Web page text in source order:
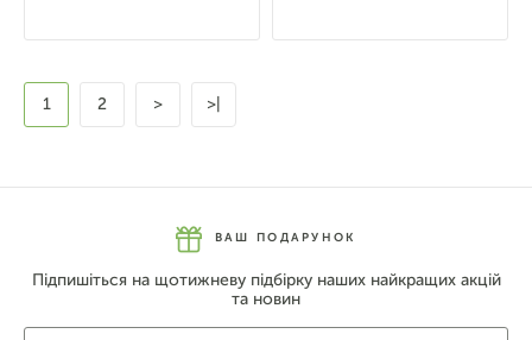
1 2 > >|
ВАШ ПОДАРУНОК
Підпишіться на щотижневу підбірку наших найкращих акцій
та новин